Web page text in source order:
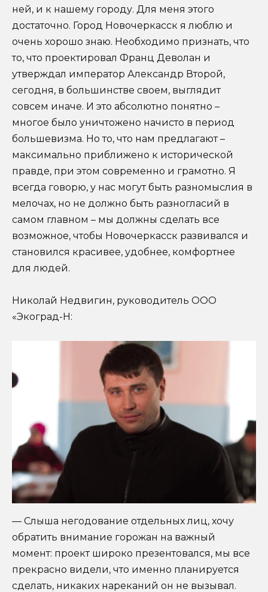
ней, и к нашему городу. Для меня этого
достаточно. Город Новочеркасск я люблю и
очень хорошо знаю. Необходимо признать, что
то, что проектировал Франц Деволан и
утверждал император Александр Второй,
сегодня, в большинстве своем, выглядит
совсем иначе. И это абсолютно понятно –
многое было уничтожено начисто в период
большевизма. Но то, что нам предлагают –
максимально приближено к исторической
правде, при этом современно и грамотно. Я
всегда говорю, у нас могут быть разномыслия в
мелочах, но не должно быть разногласий в
самом главном – мы должны сделать все
возможное, чтобы Новочеркасск развивался и
становился красивее, удобнее, комфортнее
для людей.
Николай Недвигин, руководитель ООО
«Экоград-Н:
— Слыша негодование отдельных лиц, хочу
обратить внимание горожан на важный
момент: проект широко презентовался, мы все
прекрасно видели, что именно планируется
сделать, никаких нареканий он не вызывал.